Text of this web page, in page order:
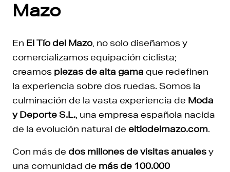
Mazo
En El Tío del Mazo , no solo diseñamos y
comercializamos equipación ciclista;
creamos piezas de alta gama que redefinen
la experiencia sobre dos ruedas. Somos la
culminación de la vasta experiencia de Moda
y Deporte S.L. , una empresa española nacida
de la evolución natural de eltiodelmazo.com.
Con más de dos millones de visitas anualesy
una comunidad de más de 100.000